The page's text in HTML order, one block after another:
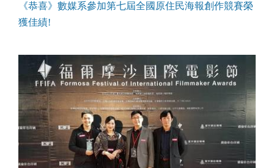
《恭喜》數媒系參加第七屆全國原住民海報創作競賽榮
獲佳績!